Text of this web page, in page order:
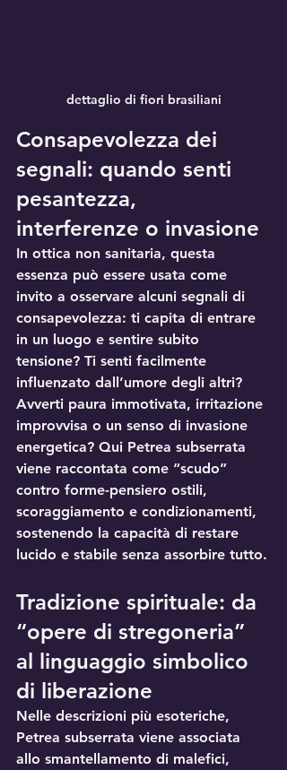
dettaglio di fiori brasiliani
Consapevolezza dei
segnali: quando senti
pesantezza,
interferenze o invasione
In ottica non sanitaria, questa
essenza può essere usata come
invito a osservare alcuni segnali di
consapevolezza: ti capita di entrare
in un luogo e sentire subito
tensione? Ti senti facilmente
influenzato dall’umore degli altri?
Avverti paura immotivata, irritazione
improvvisa o un senso di invasione
energetica? Qui Petrea subserrata
viene raccontata come “scudo”
contro forme-pensiero ostili,
scoraggiamento e condizionamenti,
sostenendo la capacità di restare
lucido e stabile senza assorbire tutto.
Tradizione spirituale: da
“opere di stregoneria”
al linguaggio simbolico
di liberazione
Nelle descrizioni più esoteriche,
Petrea subserrata viene associata
allo smantellamento di malefici,